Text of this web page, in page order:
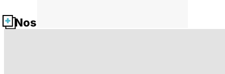
Nos fiches santé